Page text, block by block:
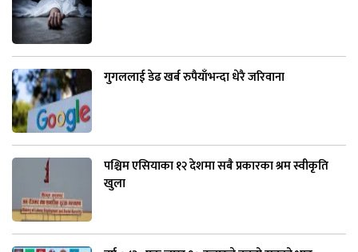
गुगललाई डेढ खर्ब रुपैयाँभन्दा धेरै जरिवाना
पश्चिम एसियाका १२ देशमा सबै प्रकारका श्रम स्वीकृति
खुला